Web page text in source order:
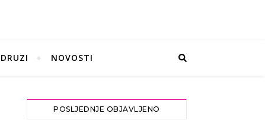
NOVOSTI
POSLJEDNJE OBJAVLJENO